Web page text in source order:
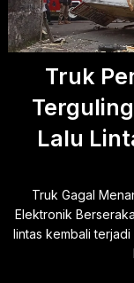
Truk
Lalu
Truk Gagal
Elektronik
lintas kembali